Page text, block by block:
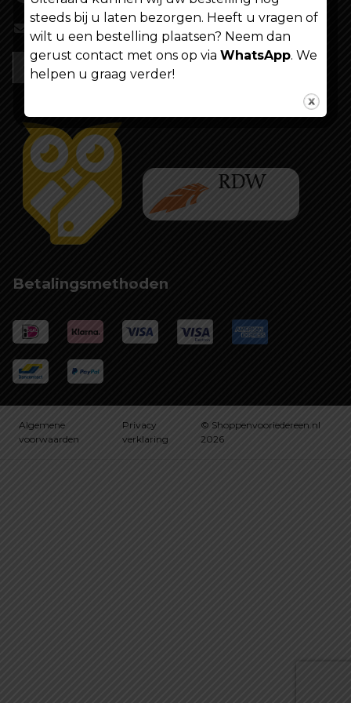
info@shoppenvooriedereen.nl
Betalingsmethoden
Algemene
voorwaarden
Privacy
verklaring
© Shoppenvooriedereen.nl
2026
steeds bij u laten bezorgen. Heeft u vragen of
wilt u een bestelling plaatsen? Neem dan
gerust contact met ons op via WhatsApp. We
helpen u graag verder!